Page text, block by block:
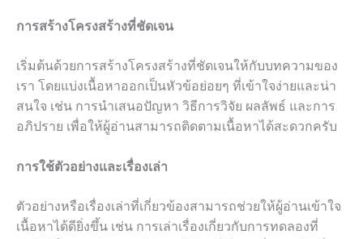
การสร้างโครงสร้างที่ชัดเจน
เริ่มต้นด้วยการสร้างโครงสร้างที่ชัดเจนให้กับบทความของ
เรา โดยแบ่งเนื้อหาออกเป็นหัวข้อย่อยๆ ที่เข้าใจง่ายและน่า
สนใจ เช่น การนำเสนอปัญหา วิธีการวิจัย ผลลัพธ์ และการ
อภิปราย เพื่อให้ผู้อ่านสามารถติดตามเนื้อหาได้สะดวกครับ
การใช้ตัวอย่างและเรื่องเล่า
ตัวอย่างหรือเรื่องเล่าที่เกี่ยวข้องสามารถช่วยให้ผู้อ่านเข้าใจ
เนื้อหาได้ดียิ่งขึ้น เช่น การเล่าเรื่องเกี่ยวกับการทดลองที่